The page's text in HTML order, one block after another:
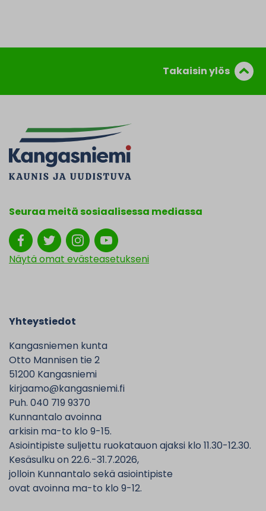
Takaisin ylös
Seuraa meitä sosiaalisessa mediassa
Näytä omat evästeasetukseni
Yhteystiedot
Kangasniemen kunta
Otto Mannisen tie 2
51200 Kangasniemi
kirjaamo@kangasniemi.fi
Puh. 040 719 9370
Kunnantalo avoinna
arkisin ma-to klo 9-15.
Asiointipiste suljettu ruokatauon ajaksi klo 11.30-12.30.
Kesäsulku on 22.6.-31.7.2026,
jolloin Kunnantalo sekä asiointipiste
ovat avoinna ma-to klo 9-12.